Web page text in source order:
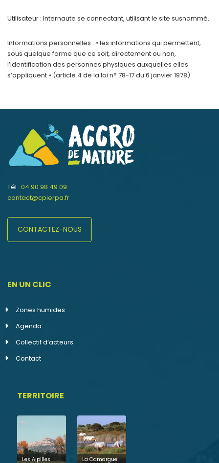
Utilisateur : Internaute se connectant, utilisant le site susnommé.
Informations personnelles : « les informations qui permettent,
sous quelque forme que ce soit, directement ou non,
l’identification des personnes physiques auxquelles elles
s’appliquent » (article 4 de la loi n° 78-17 du 6 janvier 1978).
Tél : 04 90 98 49 09
contact@cpierpa.fr
CONTACTEZ-NOUS
EN UN CLIC
Zones humides
Agenda
Collectif d’acteurs
Contact
TERRITOIRE
Les Alpilles La Camargue